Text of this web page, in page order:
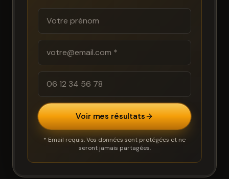
Voir mes résultats
* Email requis. Vos données sont protégées et ne
seront jamais partagées.